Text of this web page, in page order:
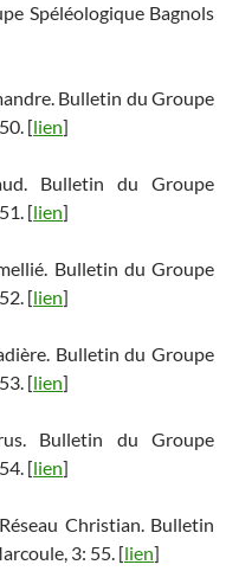
Spéléologique Bagnols
Bulletin du Groupe
[lien]
Bulletin du Groupe
[lien]
Bulletin du Groupe
[lien]
Bulletin du Groupe
[lien]
Bulletin du Groupe
[lien]
Christian. Bulletin
3: 55. [lien]